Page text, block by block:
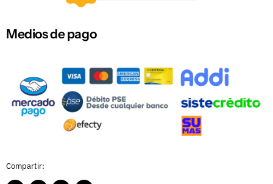
Medios de pago
Compartir: